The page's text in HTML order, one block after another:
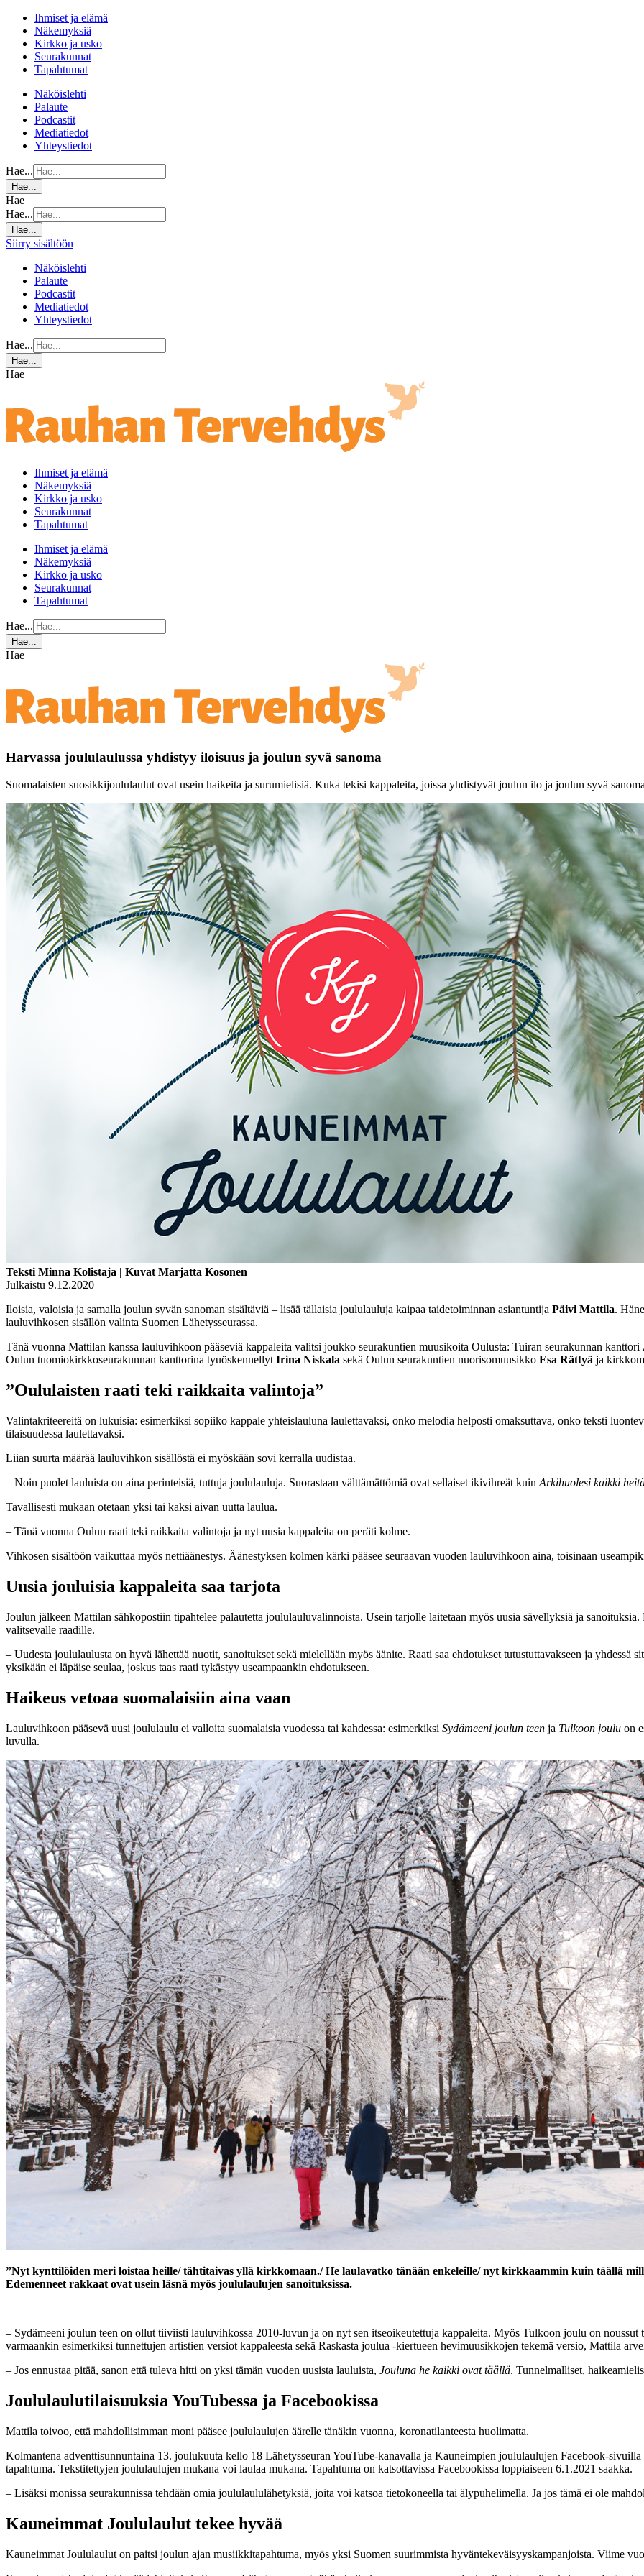
Ihmiset ja elämä
Näkemyksiä
Kirkko ja usko
Seurakunnat
Tapahtumat
Näköislehti
Palaute
Podcastit
Mediatiedot
Yhteystiedot
Hae...
Hae...
Hae
Hae...
Hae...
Siirry sisältöön
Näköislehti
Palaute
Podcastit
Mediatiedot
Yhteystiedot
Hae...
Hae...
Hae
Ihmiset ja elämä
Näkemyksiä
Kirkko ja usko
Seurakunnat
Tapahtumat
Ihmiset ja elämä
Näkemyksiä
Kirkko ja usko
Seurakunnat
Tapahtumat
Hae...
Hae...
Hae
Harvassa joululaulussa yhdistyy iloisuus ja joulun syvä sanoma
Suomalaisten suosikkijoululaulut ovat usein haikeita ja surumielisiä. Kuka tekisi kappaleita, joissa yhdistyvät joulun ilo ja joulun syvä
Teksti Minna Kolistaja | Kuvat Marjatta Kosonen
Julkaistu 9.12.2020
Iloisia, valoisia ja samalla joulun syvän sanoman sisältäviä – lisää tällaisia joululauluja kaipaa taidetoiminnan asiantuntija Päivi Mattila.
lauluvihkosen sisällön valinta Suomen Lähetysseurassa.
Tänä vuonna Mattilan kanssa lauluvihkoon pääseviä kappaleita valitsi joukko seurakuntien muusikoita Oulusta: Tuiran seurakunnan kanttori
Oulun tuomiokirkkoseurakunnan kanttorina tyuöskennellytIrina Niskala sekä Oulun seurakuntien nuorisomuusikko Esa Rättyä ja
”Oululaisten raati teki raikkaita valintoja”
Valintakriteereitä on lukuisia: esimerkiksi sopiiko kappale yhteislauluna laulettavaksi, onko melodia helposti omaksuttava, onko teksti
tilaisuudessa laulettavaksi.
Liian suurta määrää lauluvihkon sisällöstä ei myöskään sovi kerralla uudistaa.
– Noin puolet lauluista on aina perinteisiä, tuttuja joululauluja. Suorastaan välttämättömiä ovat sellaiset ikivihreät kuin Arkihuolesi kaikki
Tavallisesti mukaan otetaan yksi tai kaksi aivan uutta laulua.
– Tänä vuonna Oulun raati teki raikkaita valintoja ja nyt uusia kappaleita on peräti kolme.
Vihkosen sisältöön vaikuttaa myös nettiäänestys. Äänestyksen kolmen kärki pääsee seuraavan vuoden lauluvihkoon aina, toisinaan
Uusia jouluisia kappaleita saa tarjota
Joulun jälkeen Mattilan sähköpostiin tipahtelee palautetta joululauluvalinnoista. Usein tarjolle laitetaan myös uusia sävellyksiä ja
valitsevalle raadille.
­– Uudesta joululaulusta on hyvä lähettää nuotit, sanoitukset sekä mielellään myös äänite. Raati saa ehdotukset tutustuttavakseen ja yhdessä
yksikään ei läpäise seulaa, joskus taas raati tykästyy useampaankin ehdotukseen.
Haikeus vetoaa suomalaisiin aina vaan
Lauluvihkoon pääsevä uusi joululaulu ei valloita suomalaisia vuodessa tai kahdessa: esimerkiksi Sydämeeni joulun teen ja Tulkoon joulu on
luvulla.
”Nyt kynttilöiden meri loistaa heille/ tähtitaivas yllä kirkkomaan./ He laulavatko tänään enkeleille/ nyt kirkkaammin kuin täällä
Edemenneet rakkaat ovat usein läsnä myös joululaulujen sanoituksissa.
– Sydämeeni joulun teen on ollut tiiviisti lauluvihkossa 2010-luvun ja on nyt sen itseoikeutettuja kappaleita. Myös Tulkoon joulu on noussut
varmaankin esimerkiksi tunnettujen artistien versiot kappaleesta sekä Raskasta joulua -kiertueen hevimuusikkojen tekemä versio, Mattila
– Jos ennustaa pitää, sanon että tuleva hitti on yksi tämän vuoden uusista lauluista, Jouluna he kaikki ovat täällä. Tunnelmalliset,
Joululaulutilaisuuksia YouTubessa ja Facebookissa
Mattila toivoo, että mahdollisimman moni pääsee joululaulujen äärelle tänäkin vuonna, koronatilanteesta huolimatta.
Kolmantena adventtisunnuntaina 13. joulukuuta kello 18 Lähetysseuran YouTube-kanavalla ja Kauneimpien joululaulujen Facebook-
tapahtuma. Tekstitettyjen joululaulujen mukana voi laulaa mukana. Tapahtuma on katsottavissa Facebookissa loppiaiseen 6.1.2021 saakka.
– Lisäksi monissa seurakunnissa tehdään omia joululaululähetyksiä, joita voi katsoa tietokoneella tai älypuhelimella. Ja jos tämä ei ole
Kauneimmat Joululaulut tekee hyvää
Kauneimmat Joululaulut on paitsi joulun ajan musiikkitapahtuma, myös yksi Suomen suurimmista hyväntekeväisyyskampanjoista. Viime